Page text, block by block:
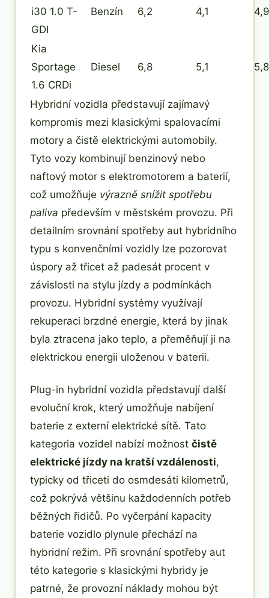
i30 1.0 T-
GDI
Benzín 6,2 4,1 4,9
Kia
Sportage
1.6 CRDi
Diesel 6,8 5,1 5,8
Hybridní vozidla představují zajímavý
kompromis mezi klasickými spalovacími
motory a čistě elektrickými automobily.
Tyto vozy kombinují benzinový nebo
naftový motor s elektromotorem a baterií,
což umožňuje výrazně snížit spotřebu
paliva především v městském provozu. Při
detailním srovnání spotřeby aut hybridního
typu s konvenčními vozidly lze pozorovat
úspory až třicet až padesát procent v
závislosti na stylu jízdy a podmínkách
provozu. Hybridní systémy využívají
rekuperaci brzdné energie, která by jinak
byla ztracena jako teplo, a přeměňují ji na
elektrickou energii uloženou v baterii.
Plug-in hybridní vozidla představují další
evoluční krok, který umožňuje nabíjení
baterie z externí elektrické sítě. Tato
kategoria vozidel nabízí možnost čistě
elektrické jízdy na kratší vzdálenosti,
typicky od třiceti do osmdesáti kilometrů,
což pokrývá většinu každodenních potřeb
běžných řidičů. Po vyčerpání kapacity
baterie vozidlo plynule přechází na
hybridní režim. Při srovnání spotřeby aut
této kategorie s klasickými hybridy je
patrné, že provozní náklady mohou být